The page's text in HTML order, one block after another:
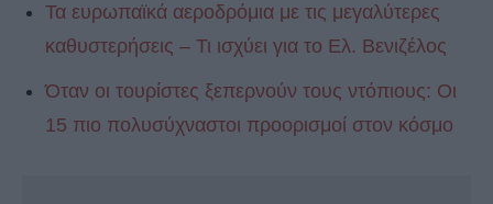
Τα ευρωπαϊκά αεροδρόμια με τις μεγαλύτερες
καθυστερήσεις – Τι ισχύει για το Ελ. Βενιζέλος
Όταν οι τουρίστες ξεπερνούν τους ντόπιους: Οι
15 πιο πολυσύχναστοι προορισμοί στον κόσμο